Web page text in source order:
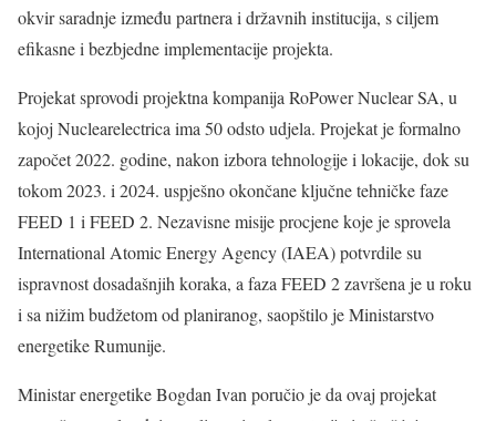
okvir saradnje između partnera i državnih institucija, s ciljem
efikasne i bezbjedne implementacije projekta.
Projekat sprovodi projektna kompanija RoPower Nuclear SA, u
kojoj Nuclearelectrica ima 50 odsto udjela. Projekat je formalno
započet 2022. godine, nakon izbora tehnologije i lokacije, dok su
tokom 2023. i 2024. uspješno okončane ključne tehničke faze
FEED 1 i FEED 2. Nezavisne misije procjene koje je sprovela
International Atomic Energy Agency (IAEA)potvrdile su
ispravnost dosadašnjih koraka, a faza FEED 2 završena je u roku
i sa nižim budžetom od planiranog, saopštilo je Ministarstvo
energetike Rumunije.
Ministar energetike Bogdan Ivan poručio je da ovaj projekat